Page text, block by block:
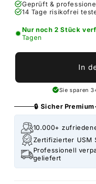
Geprüft &
14 Tage risikofrei
Nur noch 2 Stück
Tagen
In
Sie sparen
🔒 Sicher
10.000+
Zertifizierter USM
Professionell
geliefert